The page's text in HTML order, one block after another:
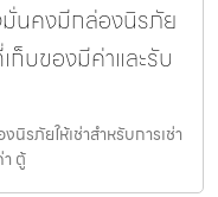
มั่นคงมีกล่องนิรภัย
เก็บของมีค่าและรับ
รภัยให้เช่าสำหรับการเช่า
ตู้